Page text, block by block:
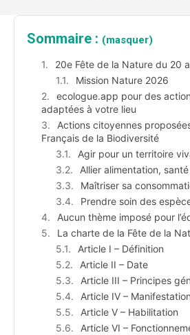
Sommaire : (masquer)
20e Fête de la Nature du 20
Mission Nature 2026
ecologue.app pour des
adaptées à votre lieu
Actions citoyennes
Français de la Biodiversité
Agir pour un territoire
Allier alimentation,
Maîtriser sa
Prendre soin des
Aucun thème imposé pour
La charte de la Fête de la
Article I – Définition
Article II – Date
Article III – Principes
Article IV –
Article V – Habilitation
Article VI –